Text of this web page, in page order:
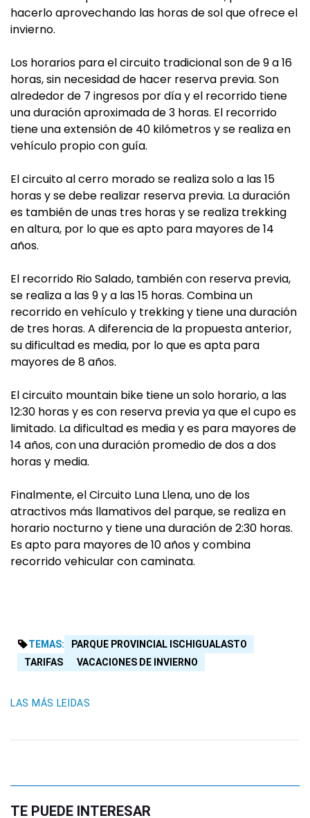
hacerlo aprovechando las horas de sol que ofrece el
invierno.
Los horarios para el circuito tradicional son de 9 a 16
horas, sin necesidad de hacer reserva previa. Son
alrededor de 7 ingresos por día y el recorrido tiene
una duración aproximada de 3 horas. El recorrido
tiene una extensión de 40 kilómetros y se realiza en
vehículo propio con guía.
El circuito al cerro morado se realiza solo a las 15
horas y se debe realizar reserva previa. La duración
es también de unas tres horas y se realiza trekking
en altura, por lo que es apto para mayores de 14
años.
El recorrido Rio Salado, también con reserva previa,
se realiza a las 9 y a las 15 horas. Combina un
recorrido en vehículo y trekking y tiene una duración
de tres horas. A diferencia de la propuesta anterior,
su dificultad es media, por lo que es apta para
mayores de 8 años.
El circuito mountain bike tiene un solo horario, a las
12:30 horas y es con reserva previa ya que el cupo es
limitado. La dificultad es media y es para mayores de
14 años, con una duración promedio de dos a dos
horas y media.
Finalmente, el Circuito Luna Llena, uno de los
atractivos más llamativos del parque, se realiza en
horario nocturno y tiene una duración de 2:30 horas.
Es apto para mayores de 10 años y combina
recorrido vehicular con caminata.
TEMAS:
PARQUE PROVINCIAL ISCHIGUALASTO
TARIFAS
VACACIONES DE INVIERNO
LAS MÁS LEIDAS
TE PUEDE INTERESAR